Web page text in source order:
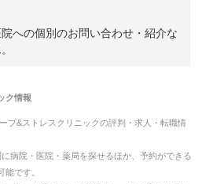
への個別のお問い合わせ・紹介な
ク情報
プ&ストレスクリニックの評判・求人・転職情
病院・医院・薬局を探せるほか、予約ができる
です。